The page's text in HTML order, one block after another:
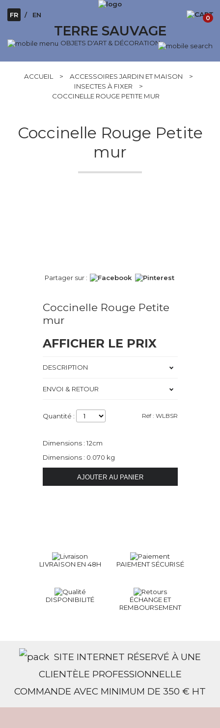
TERRE SAUVAGE
OBJETS D'ART & DÉCORATION
FR EN 0
ACCUEIL > ACCESSOIRES JARDIN ET MAISON
>
INSECTES À FIXER
>
COCCINELLE ROUGE PETITE MUR
Coccinelle Rouge Petite
mur
Partager sur :
Coccinelle Rouge Petite
mur
AFFICHER LE PRIX
DESCRIPTION
ENVOI & RETOUR
Quantité : Réf : WLBSR
Dimensions : 12cm
Dimensions : 0.070 kg
LIVRAISON EN 48H PAIEMENT SÉCURISÉ
DISPONIBILITÉ
ÉCHANGE ET
REMBOURSEMENT
SITE INTERNET RÉSERVÉ À UNE
CLIENTÈLE PROFESSIONNELLE
COMMANDE AVEC MINIMUM DE 350 € HT